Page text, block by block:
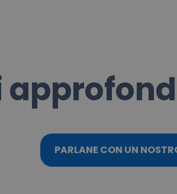
PARLANE CON UN